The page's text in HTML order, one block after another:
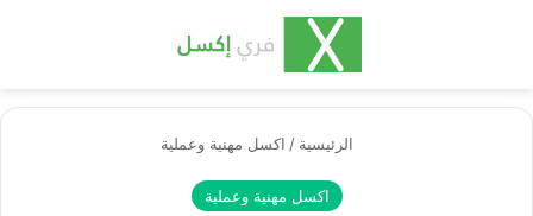
الرئيسية / اكسل مهنية وعملية
اكسل مهنية وعملية